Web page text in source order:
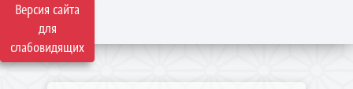
Версия сайта
для
слабовидящих